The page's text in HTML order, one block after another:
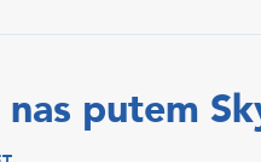
putem